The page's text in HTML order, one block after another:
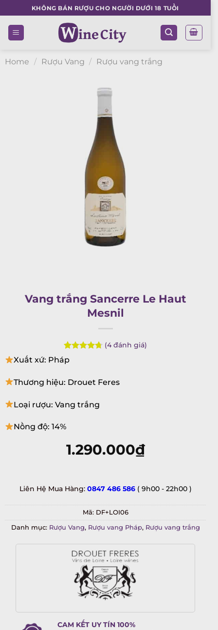
to
content
KHÔNG BÁN RƯỢU CHO NGƯỜI DƯỚI 18 TUỔI
Home / Rượu Vang / Rượu vang trắng
Vang trắng Sancerre Le Haut
Mesnil
Rated
out of 5
4
customer
(4 đánh giá)
Xuất xứ: Pháp
Thương hiệu: Drouet Feres
Loại rượu: Vang trắng
Nồng độ: 14%
1.290.000₫
Liên Hệ Mua Hàng: 0847 486 586 ( 9h00 - 22h00 )
Mã: DF+LOI06
Danh mục: Rượu Vang, Rượu vang Pháp, Rượu vang trắng
CAM KẾT UY TÍN 100%